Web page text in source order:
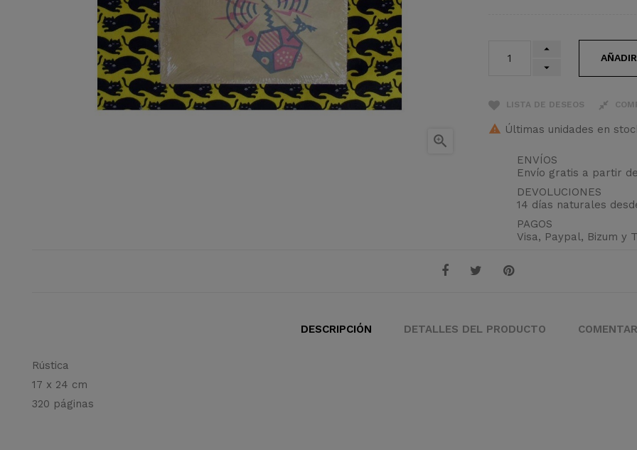

LISTA DE DESEOS
Últimas unidades en
ENVÍOS
Envío gratis a partir
DEVOLUCIONES
14 días naturales
PAGOS
Visa, Paypal, Bizum y
DESCRIPCIÓN DETALLES DEL PRODUCTO
Rústica
17 x 24 cm
320 páginas